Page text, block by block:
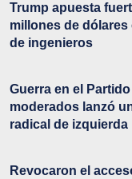
Trump apuesta
millones de dólares
de ingenieros
Guerra en el
moderados lanzó
radical de izquierda
Revocaron el